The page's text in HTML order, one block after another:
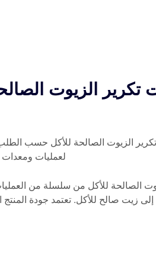
تكرير الزيوت
الزيوت الصالحة للأكل حسب
لعمليات ومعدات
الصالحة للأكل من سلسلة من العمليات